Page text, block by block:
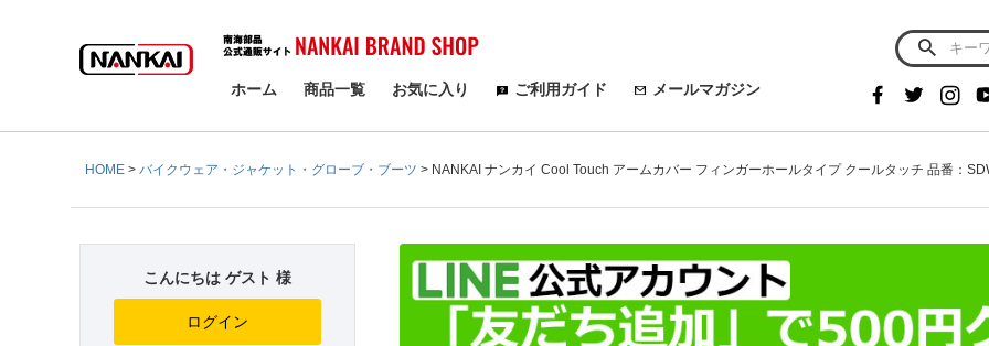
検索
ホーム 商品一覧 お気に入り ご利用ガイド メールマガジン
HOME バイクウェア・ジャケット・グローブ・ブーツ NANKAI ナンカイ Cool Touch アームカバー フィンガーホールタイプ クールタッチ 品番：
こんにちは ゲスト 様
ログイン